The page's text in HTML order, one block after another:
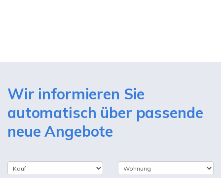
Wir informieren Sie
automatisch über passende
neue Angebote